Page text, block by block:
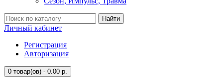
Найти
Личный кабинет
Регистрация
Авторизация
0 товар(ов) - 0.00 р.